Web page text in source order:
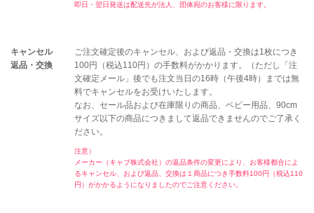
即日・翌日発送は配送先が法人、団体宛のお客様に限ります。
キャンセル
返品・交換
ご注文確定後のキャンセル、および返品・交換は1枚につき
100円（税込110円）の手数料がかかります。（ただし「注
文確定メール」後でも注文当日の16時（午後4時）までは無
料でキャンセルをお受けいたします。
なお、セール品および在庫限りの商品、ベビー用品、90cm
サイズ以下の商品につきまして返品できませんのでご了承く
ださい。
注意）
メーカー（キャブ株式会社）の返品条件の変更により、お客様都合によ
るキャンセル、および返品、交換は１商品につき手数料100円（税込110
円）がかかるようになりましたのでご注意ください。